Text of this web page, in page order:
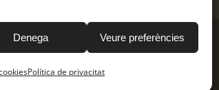
Denega Veure preferències
Política de privacitat
FacebookInstagramYouTube